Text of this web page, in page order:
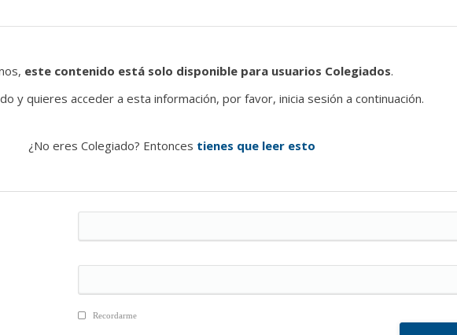
este contenido está solo disponible para usuarios Colegiados.
y quieres acceder a esta información, por favor, inicia sesión a continuación.
¿No eres Colegiado? Entonces tienes que leer esto
Recordarme